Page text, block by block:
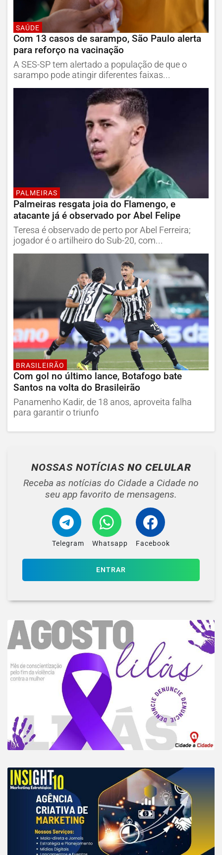
SAÚDE
Com 13 casos de sarampo, São Paulo alerta
para reforço na vacinação
A SES-SP tem alertado a população de que o
sarampo pode atingir diferentes faixas...
PALMEIRAS
Palmeiras resgata joia do Flamengo, e
atacante já é observado por Abel Felipe
Teresa é observado de perto por Abel Ferreira;
jogador é o artilheiro do Sub-20, com...
BRASILEIRÃO
Com gol no último lance, Botafogo bate
Santos na volta do Brasileirão
Panamenho Kadir, de 18 anos, aproveita falha
para garantir o triunfo
NOSSAS NOTÍCIAS NO CELULAR
Receba as notícias do Cidade a Cidade no
seu app favorito de mensagens.
Telegram Whatsapp Facebook
ENTRAR